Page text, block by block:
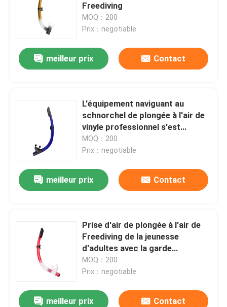
Freediving
MOQ：200
Prix：negotiable
meilleur prix Contact
L'équipement naviguant au
schnorchel de plongée à l'air de
vinyle professionnel s'est
articulé
MOQ：200
Prix：negotiable
meilleur prix Contact
Prise d'air de plongée à l'air de
Freediving de la jeunesse
d'adultes avec la garde
d'éclaboussure And Top Valve
MOQ：200
Prix：negotiable
meilleur prix Contact